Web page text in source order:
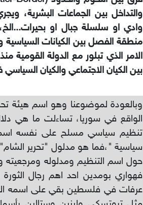
والتداخل بين الجماعات البشرية،
وادي او سلسلة جبال او
منطقة الفصل بين الكيانات
الامر الذي تبلور مع الدولة القومية
بين الكيان الاجتماعي والكيان
وبالعودة لموضوعنا وهو اسم هيئة
الواقع في سوريا، تساءلت ما هي
تنظيم سياسي مسلح على نفسه اسما
سياسية "،فما هو مدلول "تحرير
حول اسم التنظيم ومدلوله ومرجعيته
فهواري بومدين احد اهم رجال الثورة
عرفات في فلسطين بقي على اسمه